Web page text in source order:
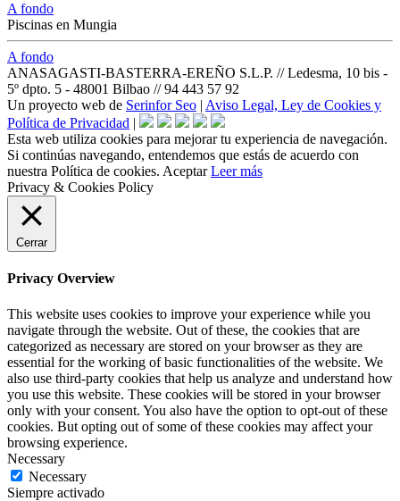
A fondo
Piscinas en Mungia
A fondo
ANASAGASTI-BASTERRA-EREÑO S.L.P. // Ledesma, 10 bis -
5º dpto. 5 - 48001 Bilbao // 94 443 57 92
Un proyecto web de Serinfor Seo | Aviso Legal, Ley de Cookies y
Política de Privacidad |
Esta web utiliza cookies para mejorar tu experiencia de navegación.
Si continúas navegando, entendemos que estás de acuerdo con
nuestra Política de cookies. Aceptar Leer más
Privacy & Cookies Policy
Cerrar
Privacy Overview
This website uses cookies to improve your experience while you
navigate through the website. Out of these, the cookies that are
categorized as necessary are stored on your browser as they are
essential for the working of basic functionalities of the website. We
also use third-party cookies that help us analyze and understand how
you use this website. These cookies will be stored in your browser
only with your consent. You also have the option to opt-out of these
cookies. But opting out of some of these cookies may affect your
browsing experience.
Necessary
Necessary
Siempre activado